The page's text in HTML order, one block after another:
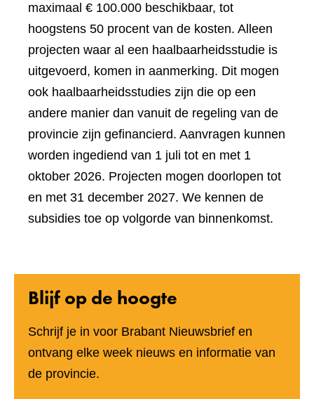
maximaal € 100.000 beschikbaar, tot
hoogstens 50 procent van de kosten. Alleen
projecten waar al een haalbaarheidsstudie is
uitgevoerd, komen in aanmerking. Dit mogen
ook haalbaarheidsstudies zijn die op een
andere manier dan vanuit de regeling van de
provincie zijn gefinancierd. Aanvragen kunnen
worden ingediend van 1 juli tot en met 1
oktober 2026. Projecten mogen doorlopen tot
en met 31 december 2027. We kennen de
subsidies toe op volgorde van binnenkomst.
Blijf op de hoogte
Schrijf je in voor Brabant Nieuwsbrief en
ontvang elke week nieuws en informatie van
de provincie.